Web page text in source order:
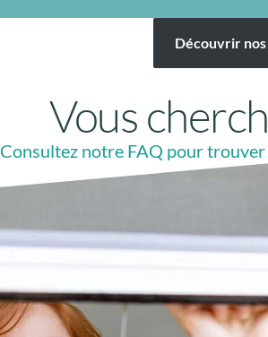
Découvrir nos
Vous
Consultez notre FAQ pour